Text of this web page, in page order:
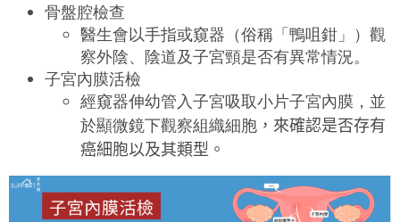
骨盤腔檢查
醫生會以手指或窺器（俗稱「鴨咀鉗」）觀
察外陰、陰道及子宮頸是否有異常情況。
子宮內膜活檢
經窺器伸幼管入子宮吸取小片子宮內膜，並
於顯微鏡下觀察組織細胞 ， 來確認是否存有
癌細胞以及其類型。